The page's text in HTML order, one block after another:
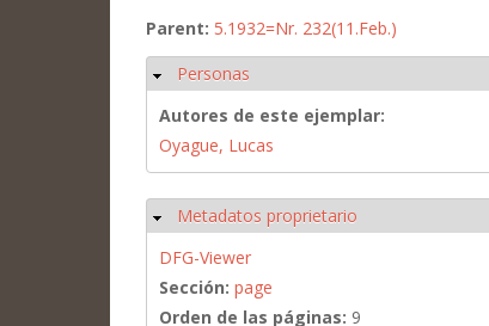
Parent: 5.1932=Nr. 232(11.Feb.)
Ocultar
Personas
Autores de este ejemplar:
Oyague, Lucas
Ocultar
Metadatos proprietario
DFG-Viewer
Sección: page
Orden de las páginas: 9